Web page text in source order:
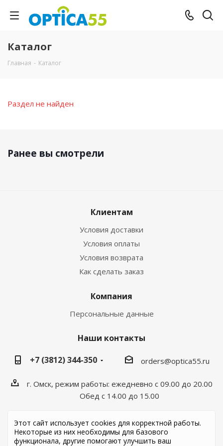
Каталог
Главная - Каталог
Раздел не найден
Ранее вы смотрели
Клиентам
Условия доставки
Условия оплаты
Условия возврата
Как сделать заказ
Компания
Персональные данные
Наши контакты
+7 (3812) 344-350
orders@optica55.ru
г. Омск, режим работы: ежедневно с 09.00 до 20.00
Обед с 14.00 до 15.00
Этот сайт использует cookies для корректной работы.
Некоторые из них необходимы для базового
функционала, другие помогают улучшить ваш